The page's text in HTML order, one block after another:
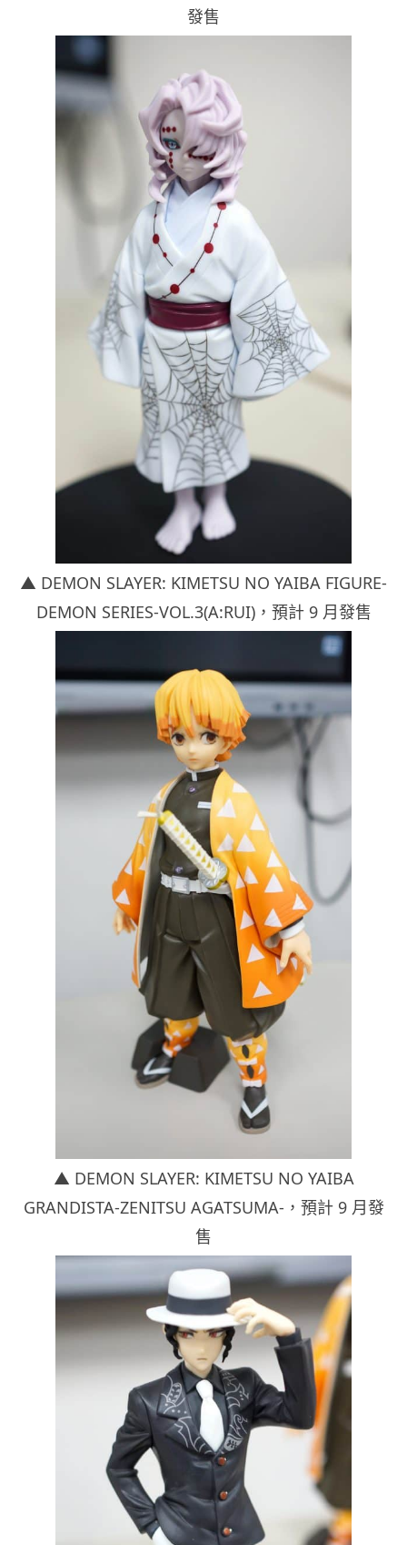
發售
▲ DEMON SLAYER: KIMETSU NO YAIBA FIGURE-
DEMON SERIES-VOL.3(A:RUI)， 預計 9 月發售
▲ DEMON SLAYER: KIMETSU NO YAIBA
GRANDISTA-ZENITSU AGATSUMA-， 預計 9 月發
售